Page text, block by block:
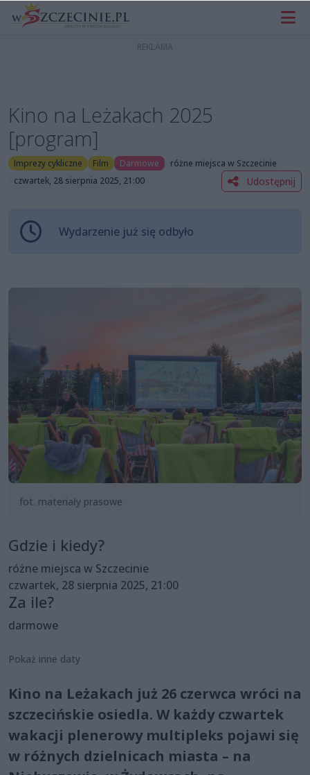
Kino na Leżakach 2025
[program]
Imprezy cykliczne Film Darmowe
różne miejsca w Szczecinie
czwartek, 28 sierpnia 2025, 21:00
Udostępnij
Wydarzenie już się odbyło
fot. materiały prasowe
Gdzie i kiedy?
różne miejsca w Szczecinie
czwartek, 28 sierpnia 2025, 21:00
Za ile?
darmowe
Pokaż inne daty
Kino na Leżakach już 26 czerwca wróci na
szczecińskie osiedla. W każdy czwartek
wakacji plenerowy multipleks pojawi się
w różnych dzielnicach miasta – na